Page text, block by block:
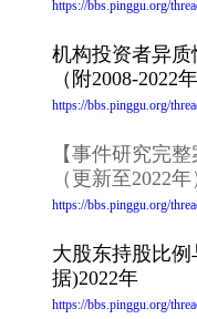
https://bbs.pinggu.org/
机构投资者异质
（附2008-2022
https://bbs.pinggu.org/
【事件研究完
（更新至2022年
https://bbs.pinggu.org/
大股东持股比例
据)2022年
https://bbs.pinggu.org/